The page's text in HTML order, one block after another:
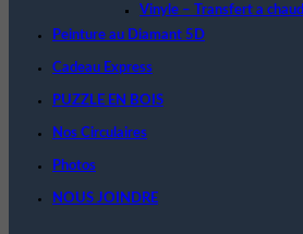
Vinyle – Transfert a chaud
Peinture au Diamant 5D
Cadeau Express
PUZZLE EN BOIS
Nos Circulaires
Photos
NOUS JOINDRE